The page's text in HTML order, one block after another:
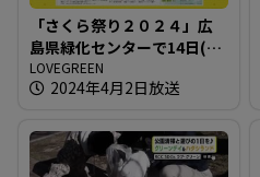
「さくら祭り２０２４」広
島県緑化センターで14日(日)
まで
LOVEGREEN
2024年4月2日放送